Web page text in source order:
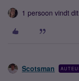
1 persoon vindt
Scotsman